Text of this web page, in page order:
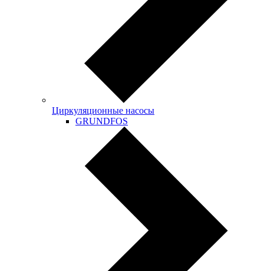
Циркуляционные насосы
GRUNDFOS